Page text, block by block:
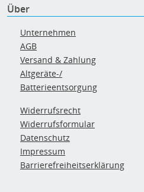
Über
Unternehmen
AGB
Versand & Zahlung
Altgeräte-/
Batterieentsorgung
Widerrufsrecht
Widerrufsformular
Datenschutz
Impressum
Barrierefreiheitserklärung